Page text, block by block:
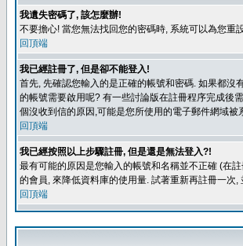
我遺失密碼了, 該怎麼辦!
不要擔心! 當您無法找回您的密碼時, 系統可以為您重
回頂端
我已經註冊了, 但是卻不能登入!
首先, 先確認您輸入的是正確的帳號和密碼. 如果都沒
的帳號需要啟用呢? 有一些討論版在註冊程序完成後
個沒收到信的原因,可能是您所使用的電子郵件網域
回頂端
我已經按照以上步驟註冊, 但是還是無法登入?!
最有可能的原因是您輸入的帳號和名稱並不正確 (在
的會員, 來降低資料庫的使用量. 試著重新再註冊一次,
回頂端